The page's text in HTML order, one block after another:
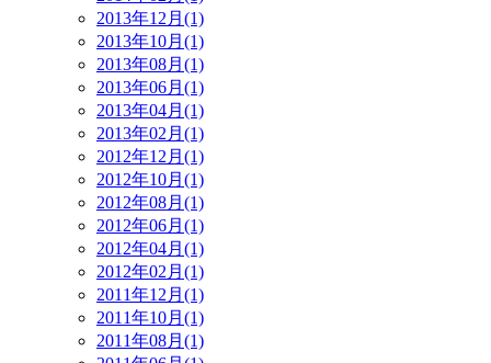
2013年12月(1)
2013年10月(1)
2013年08月(1)
2013年06月(1)
2013年04月(1)
2013年02月(1)
2012年12月(1)
2012年10月(1)
2012年08月(1)
2012年06月(1)
2012年04月(1)
2012年02月(1)
2011年12月(1)
2011年10月(1)
2011年08月(1)